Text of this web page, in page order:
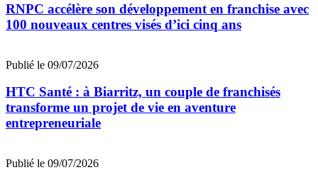
RNPC accélère son développement en franchise avec
100 nouveaux centres visés d’ici cinq ans
Publié le 09/07/2026
HTC Santé : à Biarritz, un couple de franchisés
transforme un projet de vie en aventure
entrepreneuriale
Publié le 09/07/2026